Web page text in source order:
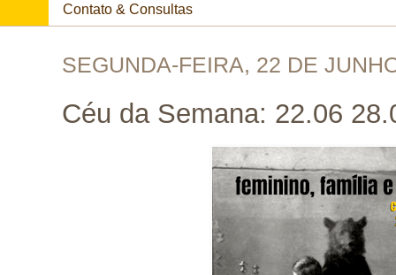
Contato & Consultas
SEGUNDA-FEIRA, 22 DE
Céu da Semana: 22.06